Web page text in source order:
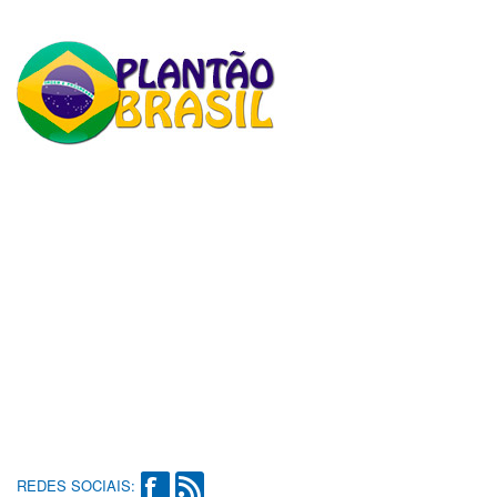
REDES SOCIAIS: